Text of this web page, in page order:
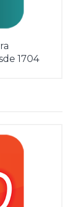
1704